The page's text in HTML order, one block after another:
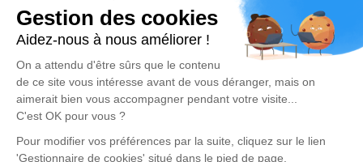
Pompes Funèbres MEMORYS à Blois
02 55 02 46 67
contact@memorys.fr
3 Boulevard de l'Industrie - 41000 - Blois
5/5 - 81 avis
Nos Services
Organiser des Obsèques
Liens utiles
À propos de Memorys